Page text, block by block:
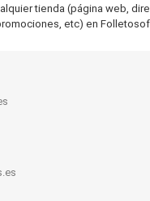
tienda (página web,
etc) en